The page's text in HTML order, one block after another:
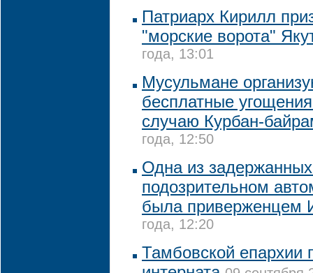
Патриарх Кирилл
"морские ворота"
года, 13:01
Мусульмане
бесплатные
случаю Курбан-
года, 12:50
Одна из
подозрительном
была приверженцем
года, 12:20
Тамбовской епархии